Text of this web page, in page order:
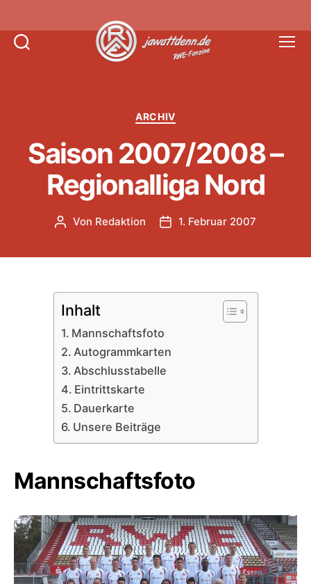
Kategorien
ARCHIV
Saison 2007/2008 –
Regionalliga Nord
Beitragsautor
Von Redaktion Veröffentlichungsdatum
1. Februar 2007
Inhalt
Mannschaftsfoto
Autogrammkarten
Abschlusstabelle
Eintrittskarte
Dauerkarte
Unsere Beiträge
Mannschaftsfoto